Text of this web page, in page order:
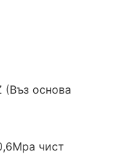
основа
чист